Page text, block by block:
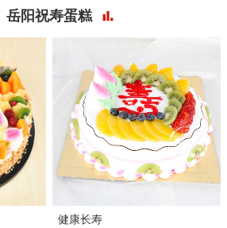
岳阳祝寿蛋糕
健康长寿